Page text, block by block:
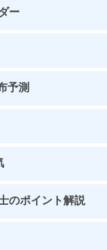
ー
予測
のポイント解説